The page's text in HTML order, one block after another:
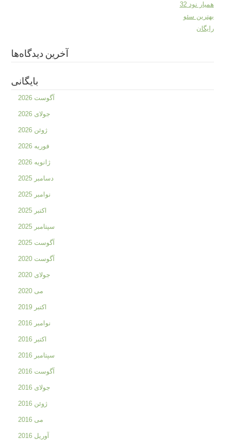
همیار نود 32
بهترین سئو
رایگان
آخرین دیدگاه‌ها
بایگانی
آگوست 2026
جولای 2026
ژوئن 2026
فوریه 2026
ژانویه 2026
دسامبر 2025
نوامبر 2025
اکتبر 2025
سپتامبر 2025
آگوست 2025
آگوست 2020
جولای 2020
می 2020
اکتبر 2019
نوامبر 2016
اکتبر 2016
سپتامبر 2016
آگوست 2016
جولای 2016
ژوئن 2016
می 2016
آوریل 2016